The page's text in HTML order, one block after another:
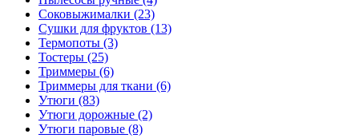
Соковыжималки (23)
Сушки для фруктов (13)
Термопоты (3)
Тостеры (25)
Триммеры (6)
Триммеры для ткани (6)
Утюги (83)
Утюги дорожные (2)
Утюги паровые (8)